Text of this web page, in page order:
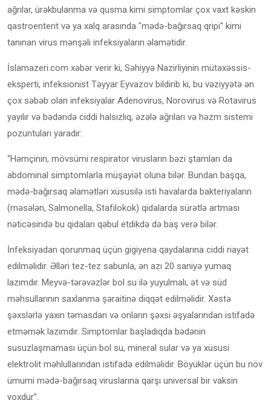
ağrılar, ürəkbulanma və qusma kimi simptomlar çox vaxt kəskin
qastroenterit və ya xalq arasında "mədə-bağırsaq qripi" kimi
tanınan virus mənşəli infeksiyaların əlamətidir.
İslamazeri.com xəbər verir ki, Səhiyyə Nazirliyinin mütəxəssis-
eksperti, infeksionist Təyyar Eyvazov bildirib ki, bu vəziyyətə ən
çox səbəb olan infeksiyalar Adenovirus, Norovirus və Rotavirus
yayılır və bədəndə ciddi halsızlıq, əzələ ağrıları və həzm sistemi
pozuntuları yaradır:
“Həmçinin, mövsümi respirator virusların bəzi ştamları da
abdominal simptomlarla müşayiət oluna bilər. Bundan başqa,
mədə-bağırsaq əlamətləri xüsusilə isti havalarda bakteriyaların
(məsələn, Salmonella, Stafilokok) qidalarda sürətlə artması
nəticəsində bu qidaları qəbul etdikdə də baş verə bilər.
İnfeksiyadan qorunmaq üçün gigiyena qaydalarına ciddi riayət
edilməlidir. Əlləri tez-tez sabunla, ən azı 20 saniyə yumaq
lazımdır. Meyvə-tərəvəzlər bol su ilə yuyulmalı, ət və süd
məhsullarının saxlanma şəraitinə diqqət edilməlidir. Xəstə
şəxslərlə yaxın təmasdan və onların şəxsi əşyalarından istifadə
etməmək lazımdır. Simptomlar başladıqda bədənin
susuzlaşmaması üçün bol su, mineral sular və ya xüsusi
elektrolit məhlullarından istifadə edilməlidir. Böyüklər üçün bu növ
ümumi mədə-bağırsaq viruslarına qarşı universal bir vaksin
yoxdur”.